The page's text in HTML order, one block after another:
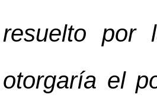
resuelto por
otorgaría el